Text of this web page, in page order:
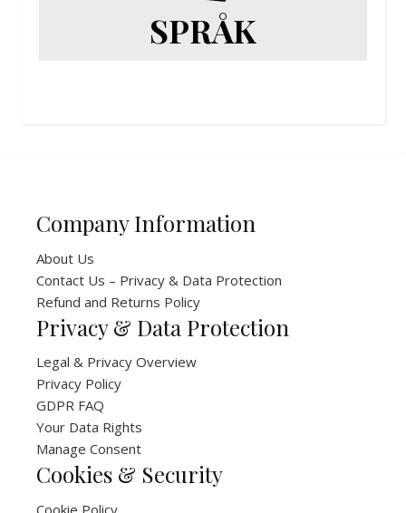
SPRÅK
Company Information
About Us
Contact Us – Privacy & Data Protection
Refund and Returns Policy
Privacy & Data Protection
Legal & Privacy Overview
Privacy Policy
GDPR FAQ
Your Data Rights
Manage Consent
Cookies & Security